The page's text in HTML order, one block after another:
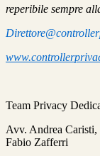
reperibile sempre
Team Privacy
Avv. Andrea
Fabio Zafferri